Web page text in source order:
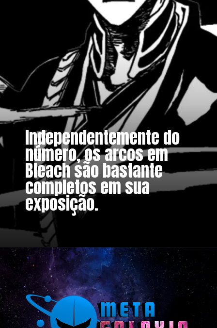
Independentemente do
número, os arcos em
Bleach são bastante
completos em sua
exposição.